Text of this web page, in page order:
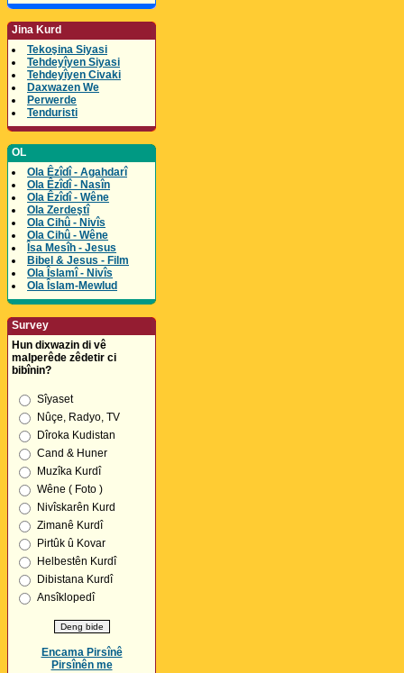
Jina Kurd
Tekoşina Siyasi
Tehdeyîyen Siyasi
Tehdeyîyen Civaki
Daxwazen We
Perwerde
Tenduristi
OL
Ola Êzîdî - Agahdarî
Ola Êzîdî - Nasîn
Ola Êzîdî - Wêne
Ola Zerdeştî
Ola Cihû - Nivîs
Ola Cihû - Wêne
Îsa Mesîh - Jesus
Bibel & Jesus - Film
Ola Îslamî - Nivîs
Ola Îslam-Mewlud
Survey
Hun dixwazin di vê
malperêde zêdetir ci
bibînin?
Sîyaset
Nûçe, Radyo, TV
Dîroka Kudistan
Cand & Huner
Muzîka Kurdî
Wêne ( Foto )
Nivîskarên Kurd
Zimanê Kurdî
Pirtûk û Kovar
Helbestên Kurdî
Dibistana Kurdî
Ansîklopedî
Encama Pirsînê
Pirsînên me